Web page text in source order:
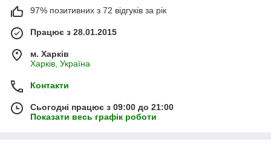
97% позитивних з 72 відгуків за рік
Працює з 28.01.2015
м. Харків
Харків, Україна
Контакти
Сьогодні працює з 09:00 до 21:00
Показати весь графік роботи